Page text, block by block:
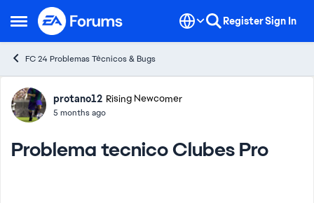
Open Side Menu
Skip to content RegisterSign In
FC 24 Problemas Técnicos & Bugs
Forum Discussion
protano12 Rising Newcomer
5 months ago
Problema tecnico Clubes Pro